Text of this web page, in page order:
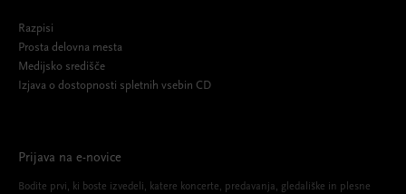
Razpisi
Prosta delovna mesta
Medijsko središče
Izjava o dostopnosti spletnih vsebin CD
Prijava na e-novice
Bodite prvi, ki boste izvedeli, katere koncerte, predavanja, gledališke in plesne